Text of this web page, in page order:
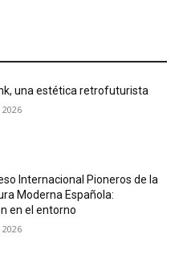
una estética retrofuturista
Internacional Pioneros de la
Moderna Española:
en el entorno